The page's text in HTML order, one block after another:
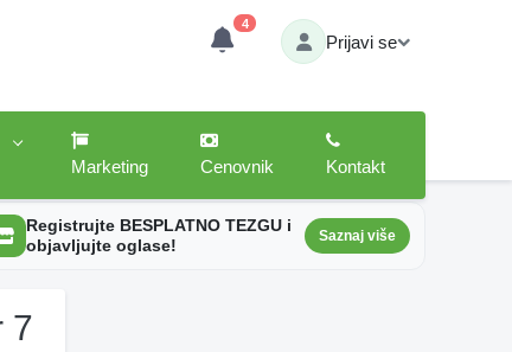
4
Prijavi se
Marketing
Cenovnik Kontakt
Registrujte BESPLATNO TEZGU i
objavljujte oglase!
Saznaj više
7